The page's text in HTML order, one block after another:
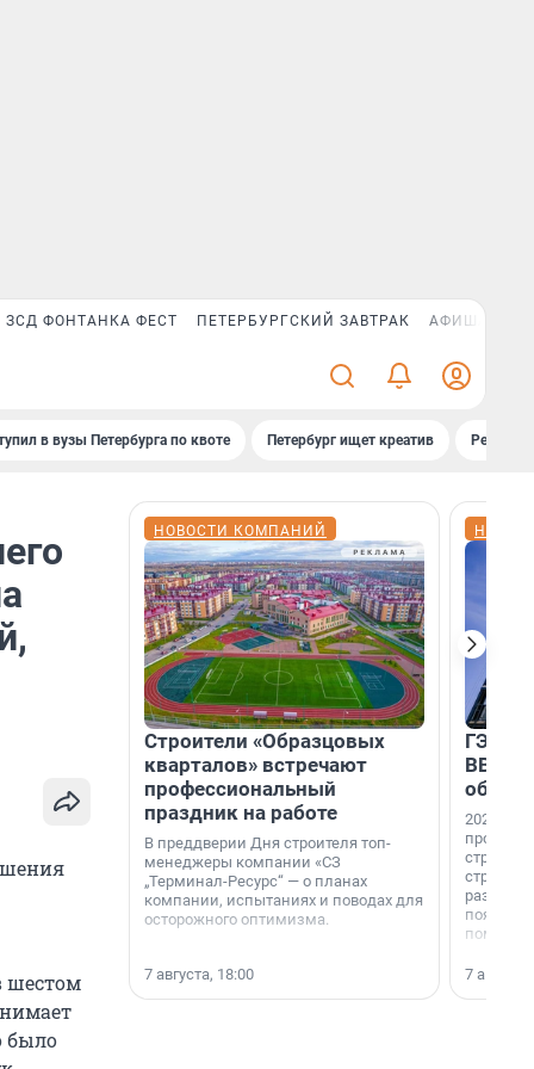
ЗСД ФОНТАНКА ФЕСТ ПЕТЕРБУРГСКИЙ ЗАВТРАК АФИША PLUS
в вузы Петербурга по квоте Петербург ищет креатив
шестом
было
НОВОСТИ КОМПАНИЙ
Строители «Образцовых
кварталов» встречают
профессиональный
праздник на работе
В преддверии Дня строителя топ-
менеджеры компании «СЗ
„Терминал-Ресурс“ — о планах
компании, испытаниях и поводах для
осторожного оптимизма.
7 августа, 18:00
ГЭС,
ВВП: в
об
2026-й —
раз. В
7